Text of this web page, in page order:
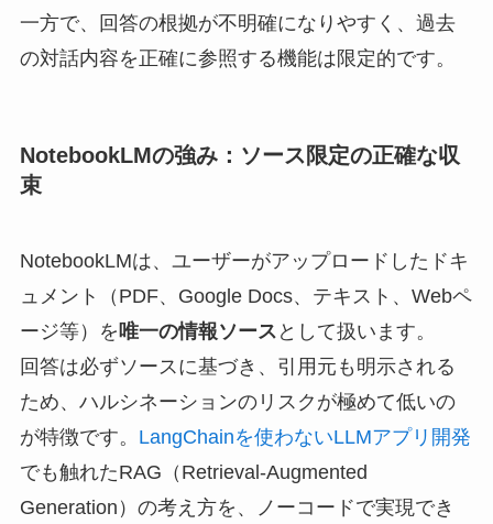
一方で、回答の根拠が不明確になりやすく、過去
の対話内容を正確に参照する機能は限定的です。
NotebookLMの強み：ソース限定の正確な収
束
NotebookLMは、ユーザーがアップロードしたドキ
ュメント（PDF、Google Docs、テキスト、Webペ
ージ等）を唯一の情報ソース として扱います。
回答は必ずソースに基づき、引用元も明示される
ため、ハルシネーションのリスクが極めて低いの
が特徴です。 LangChainを使わないLLMアプリ開発
でも触れたRAG（Retrieval-Augmented
Generation）の考え方を、ノーコードで実現でき